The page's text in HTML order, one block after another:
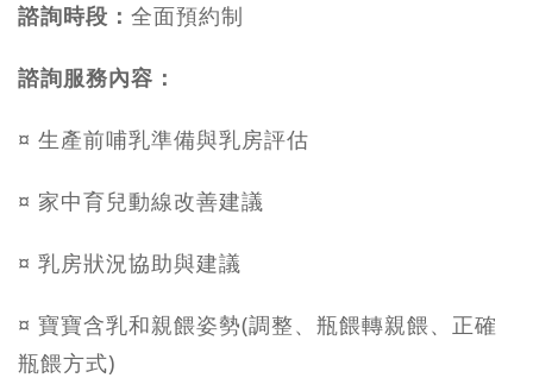
諮詢時段 ： 全面預約制
諮詢服務內容 ：
¤ 生產前哺乳準備與乳房評估
¤ 家中育兒動線改善建議
¤ 乳房狀況協助與建議
¤ 寶寶含乳和親餵姿勢(調整、瓶餵轉親餵、正確
瓶餵方式)